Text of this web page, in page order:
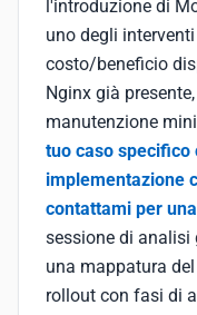
l'introduzione di
uno degli
costo/beneficio
Nginx già
manutenzione
tuo caso specifico
implementazione
contattami per
sessione di
una mappatura
rollout con fasi di